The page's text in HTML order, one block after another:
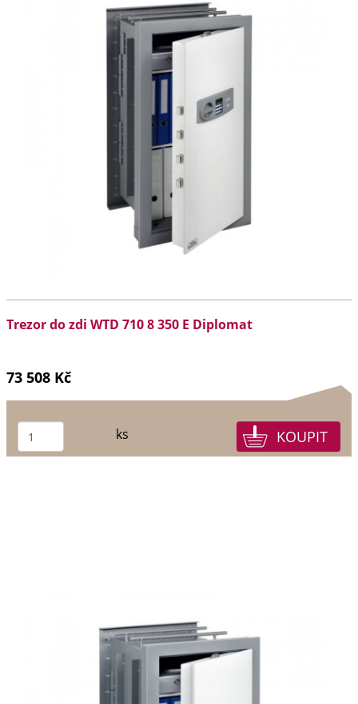
Trezor do zdi WTD 710 8 350 E Diplomat
73 508 Kč
ks